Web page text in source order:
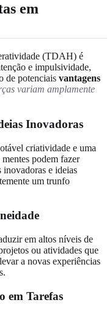
em
(TDAH) é
e impulsividade,
de potenciais vantagens
variam amplamente
Inovadoras
criatividade e uma
podem fazer
inovadoras e ideias
um trunfo
em altos níveis de
ou atividades que
a novas experiências
em Tarefas